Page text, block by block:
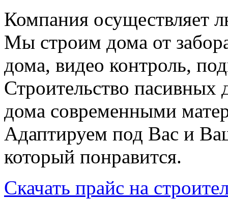
Компания осуществляет
Мы строим дома от
дома, видео контроль,
Строительство пасивных
дома современными
Адаптируем под Вас и
который понравится.
Скачать прайс на